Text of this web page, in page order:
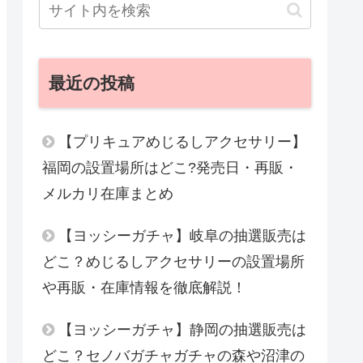
最近の投稿
【プリキュアめじるしアクセサリー】
福岡の設置場所はどこ?発売日・再販・
メルカリ在庫まとめ
【ヨッシーガチャ】岐阜の抽選販売は
どこ？めじるしアクセサリーの設置場所
や再販・在庫情報を徹底解説！
【ヨッシーガチャ】静岡の抽選販売は
どこ？セノバガチャガチャの森や沼津の